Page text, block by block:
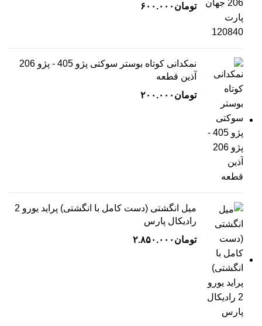
تومان ۶۰۰.۰۰۰
نمکدانی کوتاه بوستر سوکتی پژو 405 - پژو 206
آذین قطعه
تومان ۲۰۰.۰۰۰
میل انگشتی (دست کامل با انگشتی) پراید یورو 2
رادیکال پارس
تومان ۲.۸۵۰.۰۰۰